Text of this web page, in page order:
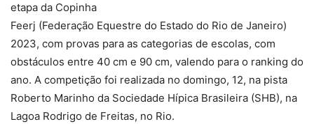
etapa da Copinha
Feerj (Federação Equestre do Estado do Rio de Janeiro)
2023, com provas para as categorias de escolas, com
obstáculos entre 40 cm e 90 cm, valendo para o ranking do
ano. A competição foi realizada no domingo, 12, na pista
Roberto Marinho da Sociedade Hípica Brasileira (SHB), na
Lagoa Rodrigo de Freitas, no Rio.